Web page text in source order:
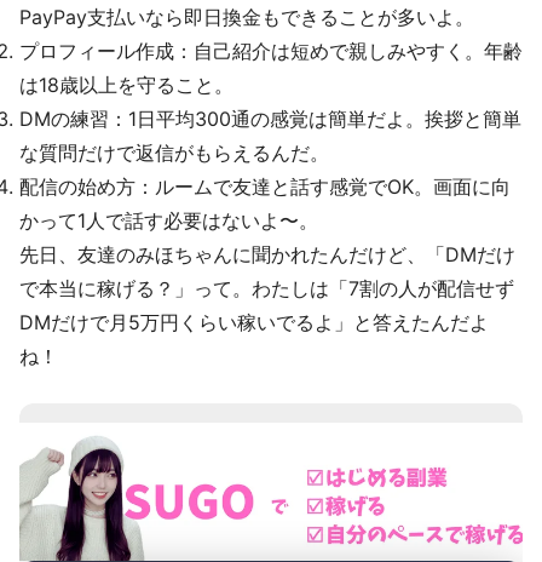
PayPay支払いなら即日換金もできることが多いよ。
プロフィール作成：自己紹介は短めで親しみやすく。年齢
は18歳以上を守ること。
DMの練習：1日平均300通の感覚は簡単だよ。挨拶と簡単
な質問だけで返信がもらえるんだ。
配信の始め方：ルームで友達と話す感覚でOK。画面に向
かって1人で話す必要はないよ〜。
先日、友達のみほちゃんに聞かれたんだけど、「DMだけ
で本当に稼げる？」って。わたしは「7割の人が配信せず
DMだけで月5万円くらい稼いでるよ」と答えたんだよ
ね！